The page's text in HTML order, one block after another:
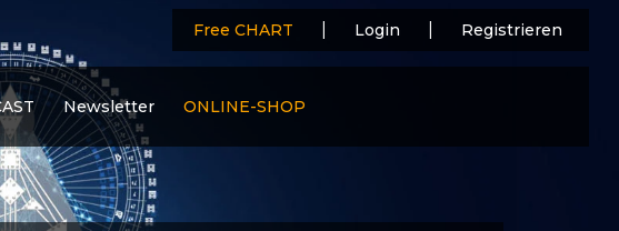
Newsletter ONLINE-SHOP
Free CHART Login Registrieren